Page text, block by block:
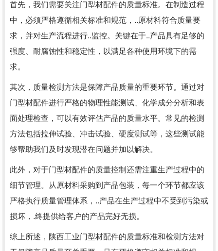
首先，我们需要关注门型材配件的质量标准。在制造过程
中，必须严格遵循相关标准和规范，..原材料符合质量要
求，并对生产流程进行..监控。关键在于..产品具有足够的
强度、耐腐蚀性和稳定性，以满足各种使用环境下的需
求。
其次，质量检测方法是保障产品质量的重要环节。通过对
门型材配件进行严格的物理性能测试、化学成分分析和表
面处理检查，可以有效评估产品的质量水平。常见的检测
方法包括拉伸试验、冲击试验、硬度测试等，这些测试能
够帮助我们及时发现潜在问题并加以解决。
此外，对于门型材配件的质量控制还需注重生产过程中的
细节管理。从原材料采购到产品包装，每一个环节都应该
严格执行质量管理体系，..产品在生产过程中不受到污染或
损坏，.终提供给客户的产品完好无损。
综上所述，陕西工业门型材配件的质量标准和检测方法对